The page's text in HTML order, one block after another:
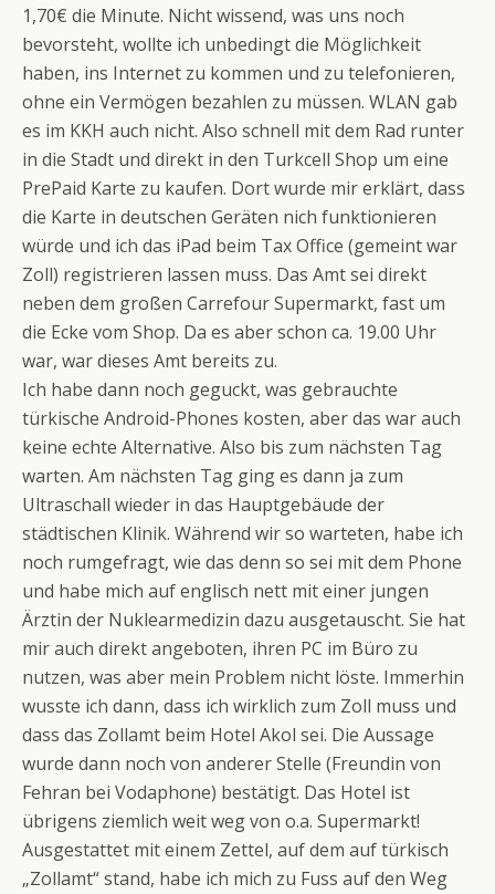
1,70€ die Minute. Nicht wissend, was uns noch
bevorsteht, wollte ich unbedingt die Möglichkeit
haben, ins Internet zu kommen und zu telefonieren,
ohne ein Vermögen bezahlen zu müssen. WLAN gab
es im KKH auch nicht. Also schnell mit dem Rad runter
in die Stadt und direkt in den Turkcell Shop um eine
PrePaid Karte zu kaufen. Dort wurde mir erklärt, dass
die Karte in deutschen Geräten nich funktionieren
würde und ich das iPad beim Tax Office (gemeint war
Zoll) registrieren lassen muss. Das Amt sei direkt
neben dem großen Carrefour Supermarkt, fast um
die Ecke vom Shop. Da es aber schon ca. 19.00 Uhr
war, war dieses Amt bereits zu.
Ich habe dann noch geguckt, was gebrauchte
türkische Android-Phones kosten, aber das war auch
keine echte Alternative. Also bis zum nächsten Tag
warten. Am nächsten Tag ging es dann ja zum
Ultraschall wieder in das Hauptgebäude der
städtischen Klinik. Während wir so warteten, habe ich
noch rumgefragt, wie das denn so sei mit dem Phone
und habe mich auf englisch nett mit einer jungen
Ärztin der Nuklearmedizin dazu ausgetauscht. Sie hat
mir auch direkt angeboten, ihren PC im Büro zu
nutzen, was aber mein Problem nicht löste. Immerhin
wusste ich dann, dass ich wirklich zum Zoll muss und
dass das Zollamt beim Hotel Akol sei. Die Aussage
wurde dann noch von anderer Stelle (Freundin von
Fehran bei Vodaphone) bestätigt. Das Hotel ist
übrigens ziemlich weit weg von o.a. Supermarkt!
Ausgestattet mit einem Zettel, auf dem auf türkisch
„Zollamt“ stand, habe ich mich zu Fuss auf den Weg